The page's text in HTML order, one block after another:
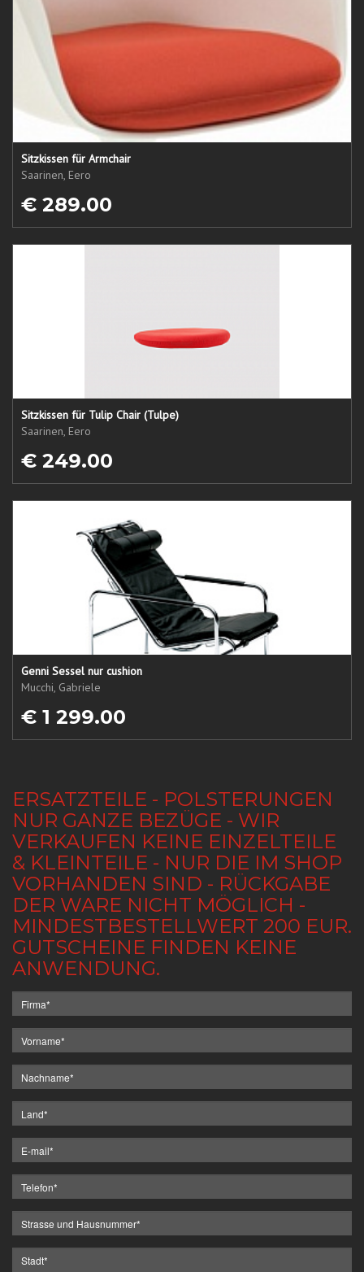
Sitzkissen für Armchair
Saarinen, Eero
€ 289.00
Sitzkissen für Tulip Chair (Tulpe)
Saarinen, Eero
€ 249.00
Genni Sessel nur cushion
Mucchi, Gabriele
€ 1 299.00
ERSATZTEILE - POLSTERUNGEN
NUR GANZE BEZÜGE - WIR
VERKAUFEN KEINE EINZELTEILE
& KLEINTEILE - NUR DIE IM SHOP
VORHANDEN SIND - RÜCKGABE
DER WARE NICHT MÖGLICH -
MINDESTBESTELLWERT 200 EUR.
GUTSCHEINE FINDEN KEINE
ANWENDUNG.